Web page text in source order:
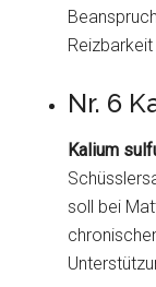
Nr. 6
Kalium
soll bei